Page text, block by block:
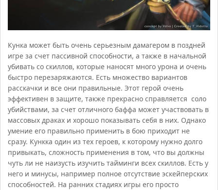
Кунка может быть очень серьезным дамагером в поздней
игре за счет пассивной способности, а также в начальной
убивать со скиллов, которые наносят много урона и очень
быстро перезаряжаются. Есть множество вариантов
расскачки и все они правильные. Этот герой очень
эффективен в защите, также прекрасно справляется соло
убийствами, за счет отличного баффа может участвовать в
массовых драках и хорошо показывать себя в них. Однако
умение его правильно применить в бою приходит не
сразу. Кункка один из тех героев, к которому нужно долго
привыкать, сложность применения в том, что вы должны
чуть ли не наизусть изучить тайминги всех скиллов. Есть у
него и минусы, например полное отсутствие эскейперских
способностей. На ранних стадиях игры его просто